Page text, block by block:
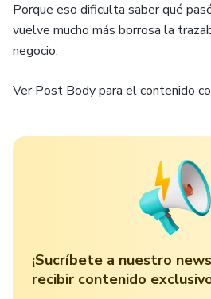
Porque eso dificulta saber qué
vuelve mucho más borrosa la
negocio.
Ver Post Body para el contenido
¡Sucríbete a nuestro
recibir contenido